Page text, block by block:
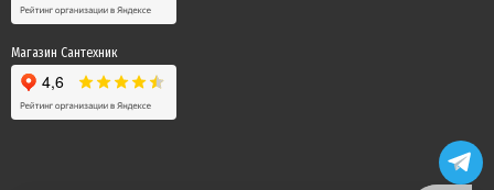
Магазин Сантехник